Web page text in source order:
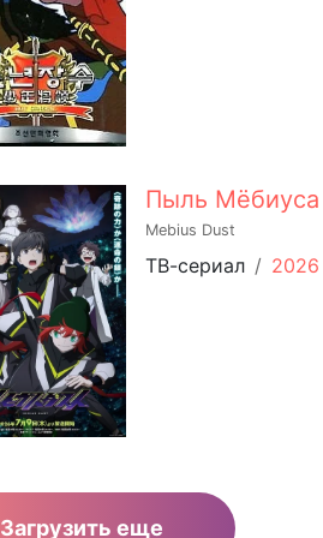
Пыль Мёбиуса
Mebius Dust
ТВ-сериал / 2026
Загрузить еще